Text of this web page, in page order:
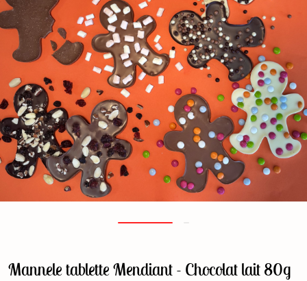
Mannele tablette Mendiant - Chocolat lait 80g